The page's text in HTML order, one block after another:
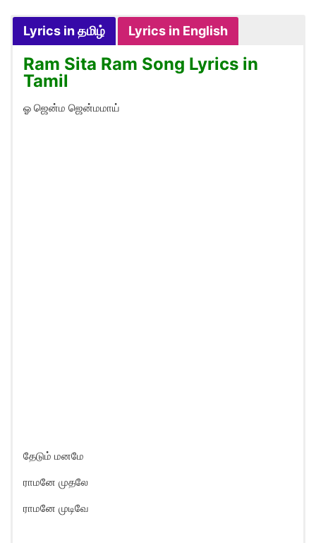
Lyrics in தமிழ் Lyrics in English
Ram Sita Ram Song Lyrics in
Tamil
ஓ ஜென்ம ஜென்மமாய்
தேடும் மனமே
ராமனே முதலே
ராமனே முடிவே